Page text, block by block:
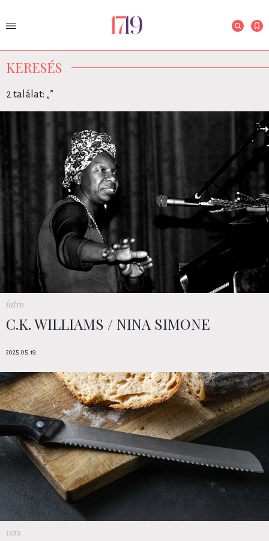
KERESÉS
2 találat: „”
intro
C.K. WILLIAMS / NINA SIMONE
2025.05.19.
vers